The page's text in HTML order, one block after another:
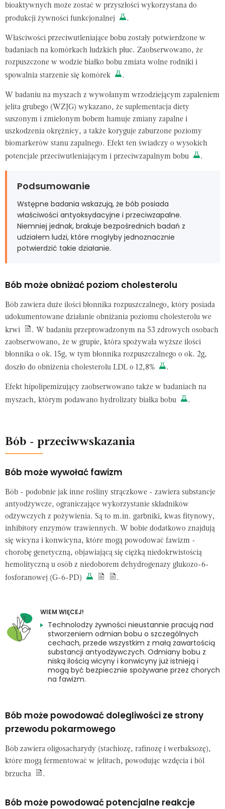
bioaktywnych może zostać w przyszłości wykorzystana do
produkcji żywności funkcjonalnej
.
Właściwości przeciwutleniające bobu zostały potwierdzone w
badaniach na komórkach ludzkich płuc. Zaobserwowano, że
rozpuszczone w wodzie białko bobu zmiata wolne rodniki i
spowalnia starzenie się komórek
.
W badaniu na myszach z wywołanym wrzodziejącym zapaleniem
jelita grubego (WZJG) wykazano, że suplementacja diety
suszonym i zmielonym bobem hamuje zmiany zapalne i
uszkodzenia okrężnicy, a także koryguje zaburzone poziomy
biomarkerów stanu zapalnego. Efekt ten świadczy o wysokich
potencjale przeciwutleniającym i przeciwzapalnym bobu
.
Podsumowanie
Wstępne badania wskazują, że bób posiada
właściwości antyoksydacyjne i przeciwzapalne.
Niemniej jednak, brakuje bezpośrednich badań z
udziałem ludzi, które mogłyby jednoznacznie
potwierdzić takie działanie.
Bób może obniżać poziom cholesterolu
Bób zawiera duże ilości błonnika rozpuszczalnego, który posiada
udokumentowane działanie obniżania poziomu cholesterolu we
krwi
. W badaniu przeprowadzonym na 53 zdrowych osobach
zaobserwowano, że w grupie, która spożywała wyższe ilości
błonnika o ok. 15g, w tym błonnika rozpuszczalnego o ok. 2g,
doszło do obniżenia cholesterolu LDL o 12,8%
.
Efekt hipolipemizujący zaobserwowano także w badaniach na
myszach, którym podawano hydrolizaty białka bobu
.
Bób - przeciwwskazania
Bób może wywołać fawizm
Bób - podobnie jak inne rośliny strączkowe - zawiera substancje
antyodżywcze, ograniczające wykorzystanie składników
odżywczych z pożywienia. Są to m.in. garbniki, kwas fitynowy,
inhibitory enzymów trawiennych. W bobie dodatkowo znajdują
się wicyna i konwicyna, które mogą powodować fawizm -
chorobę genetyczną, objawiającą się ciężką niedokrwistością
hemolityczną u osób z niedoborem dehydrogenazy glukozo-6-
fosforanowej (G-6-PD)
.
WIEM WIĘCEJ!
Technolodzy żywności nieustannie pracują nad
stworzeniem odmian bobu o szczególnych
cechach, przede wszystkim z małą zawartością
substancji antyodżywczych. Odmiany bobu z
niską ilością wicyny i konwicyny już istnieją i
mogą być bezpiecznie spożywane przez chorych
na fawizm.
Bób może powodować dolegliwości ze strony
przewodu pokarmowego
Bób zawiera oligosacharydy (stachiozę, rafinozę i werbaksozę),
które mogą fermentować w jelitach, powodując wzdęcia i ból
brzucha
.
Bób może powodować potencjalne reakcje